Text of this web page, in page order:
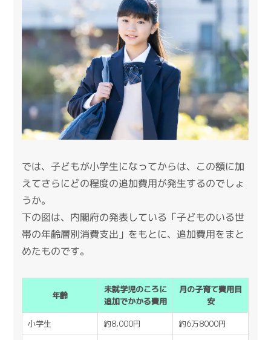
では、子どもが小学生になってからは、この額に加
えてさらにどの程度の追加費用が発生するのでしょ
うか。
下の図は、内閣府の発表している 「子どものいる世
帯の年齢層別消費支出」 をもとに、追加費用をまと
めたものです。
年齢
未就学児のころに
追加でかかる費用
月の子育て費用目
安
小学生 約8,000円 約6万8000円